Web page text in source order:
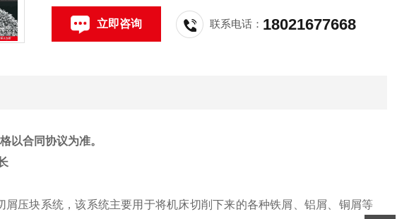
立即咨询 联系电话： 18021677668
以合同协议为准。
压块系统，该系统主要用于将机床切削下来的各种铁屑、铝屑、铜屑等